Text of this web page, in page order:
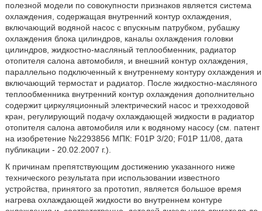
полезной модели по совокупности признаков является система
охлаждения, содержащая внутренний контур охлаждения,
включающий водяной насос с впускным патрубком, рубашку
охлаждения блока цилиндров, каналы охлаждения головки
цилиндров, жидкостно-масляный теплообменник, радиатор
отопителя салона автомобиля, и внешний контур охлаждения,
параллельно подключенный к внутреннему контуру охлаждения и
включающий термостат и радиатор. После жидкостно-масляного
теплообменника внутренний контур охлаждения дополнительно
содержит циркуляционный электрический насос и трехходовой
кран, регулирующий подачу охлаждающей жидкости в радиатор
отопителя салона автомобиля или к водяному насосу (см. патент
на изобретение №2293856 МПК: F01P 3/20; F01P 11/08, дата
публикации - 20.02.2007 г.).
К причинам препятствующим достижению указанного ниже
технического результата при использовании известного
устройства, принятого за прототип, является большое время
нагрева охлаждающей жидкости во внутреннем контуре